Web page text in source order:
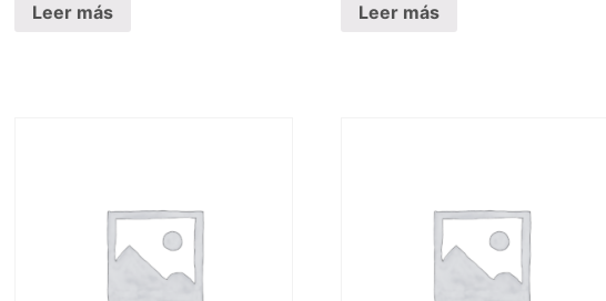
Leer más Leer más